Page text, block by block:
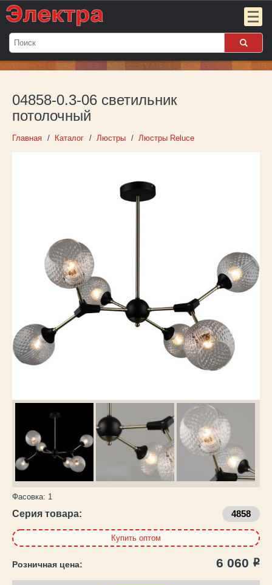
Мой
Пока
пуст
Войти
Контакты
04858-0.3-06 светильник
потолочный
Главная Каталог Люстры Люстры Reluce
Фасовка: 1
Серия товара: 4858
Купить оптом
6 060 Р